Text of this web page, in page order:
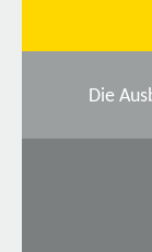
Die